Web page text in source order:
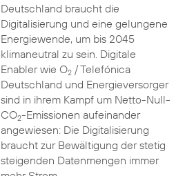
Deutschland braucht die
Digitalisierung und eine gelungene
Energiewende, um bis 2045
klimaneutral zu sein. Digitale
Enabler wie O2/ Telefónica
Deutschland und Energieversorger
sind in ihrem Kampf um Netto-Null-
CO2-Emissionen aufeinander
angewiesen: Die Digitalisierung
braucht zur Bewältigung der stetig
steigenden Datenmengen immer